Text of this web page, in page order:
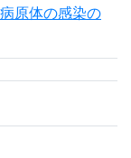
原体の感染の